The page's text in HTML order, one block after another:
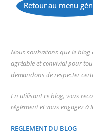
Retour au menu
...
Nous souhaitons que le blog
agréable et convivial pour
demandons de respecter
En utilisant ce blog, vous
règlement et vous
REGLEMENT DU BLOG